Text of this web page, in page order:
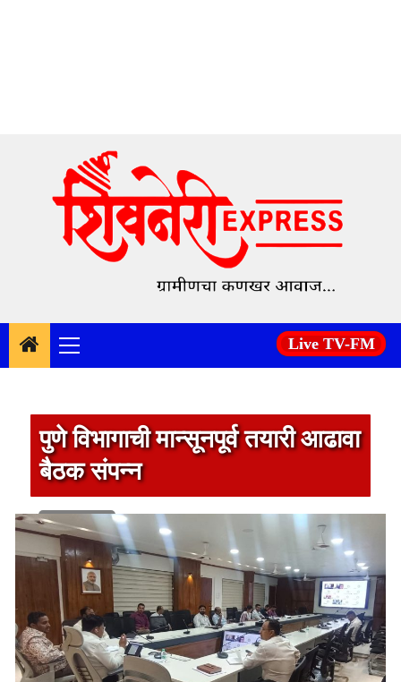
content
Primary
Menu
Live TV-FM
पुणे विभागाची मान्सूनपूर्व तयारी आढावा
बैठक संपन्न
1 min read